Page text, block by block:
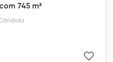
745 m²